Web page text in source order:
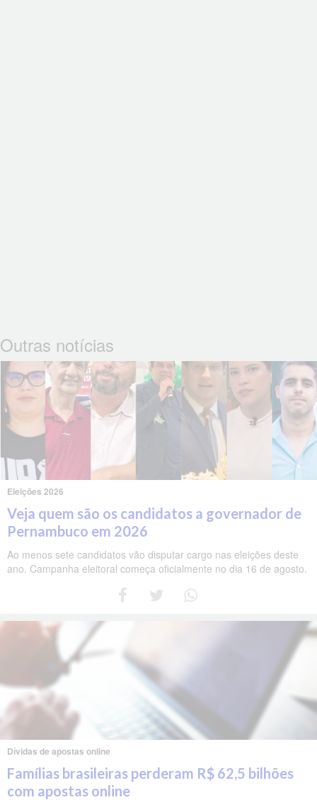
Outras notícias
Eleições 2026
Veja quem são os candidatos a governador de
Pernambuco em 2026
Ao menos sete candidatos vão disputar cargo nas eleições deste
ano. Campanha eleitoral começa oficialmente no dia 16 de agosto.
Dívidas de apostas online
Famílias brasileiras perderam R$ 62,5 bilhões
com apostas online